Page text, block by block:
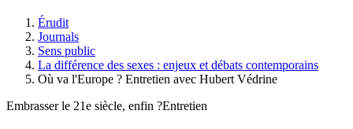
Érudit
Journals
Sens public
La différence des sexes : enjeux et débats contemporains
Où va l'Europe ? Entretien avec Hubert Védrine
Embrasser le 21e siècle, enfin ?Entretien